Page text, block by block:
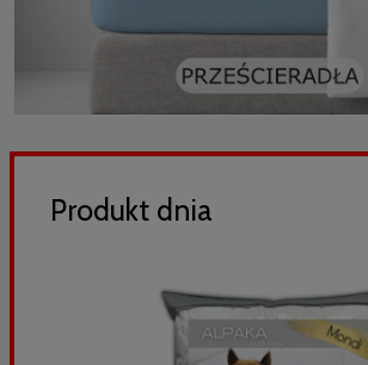
Produkt dnia